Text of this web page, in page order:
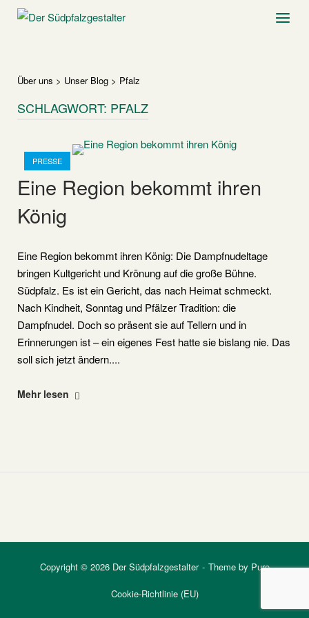
SkipHome Menu
Über uns > Unser Blog > Pfalz
SCHLAGWORT: PFALZ
PRESSE
Open post
Eine Region bekommt ihren
König
Eine Region bekommt ihren König: Die Dampfnudeltage
bringen Kultgericht und Krönung auf die große Bühne.
Südpfalz. Es ist ein Gericht, das nach Heimat schmeckt.
Nach Kindheit, Sonntag und Pfälzer Tradition: die
Dampfnudel. Doch so präsent sie auf Tellern und in
Erinnerungen ist – ein eigenes Fest hatte sie bislang nie. Das
soll sich jetzt ändern....
"Eine
Mehr lesen
Copyright © 2026 Der Südpfalzgestalter Theme by Puro
Cookie-Richtlinie (EU)